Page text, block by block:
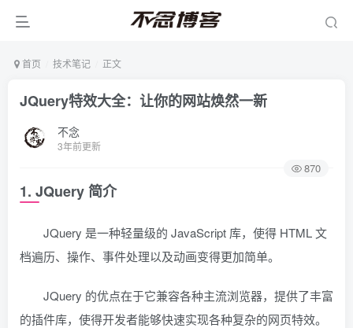
首页 技术笔记 正文
JQuery特效大全：让你的网站焕然一新
不念
3年前更新
870
1. JQuery 简介
JQuery 是一种轻量级的 JavaScript 库，使得 HTML 文
档遍历、操作、事件处理以及动画变得更加简单。
JQuery 的优点在于它兼容各种主流浏览器，提供了丰富
的插件库，使得开发者能够快速实现各种复杂的网页特效。